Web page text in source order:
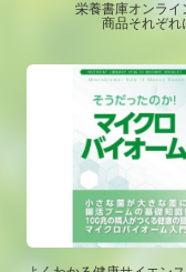
栄養書庫オンライ
商品それぞれ